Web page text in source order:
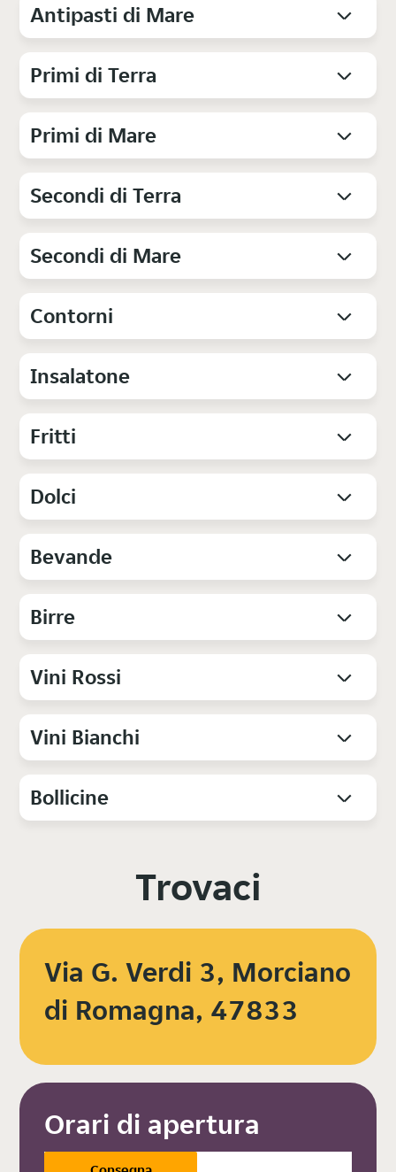
Antipasti di Mare
Primi di Terra
Primi di Mare
Secondi di Terra
Secondi di Mare
Contorni
Insalatone
Fritti
Dolci
Bevande
Birre
Vini Rossi
Vini Bianchi
Bollicine
Trovaci
Via G. Verdi 3, Morciano
di Romagna, 47833
Orari di apertura